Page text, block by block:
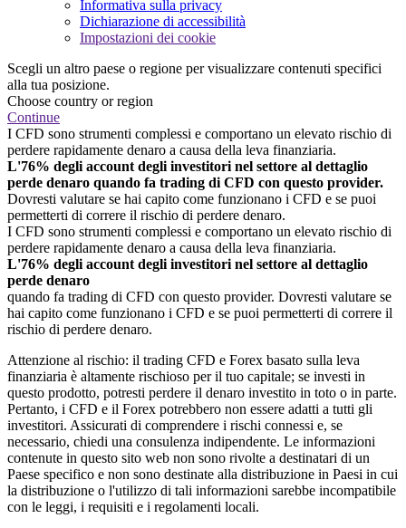
Informativa sulla privacy
Dichiarazione di accessibilità
Impostazioni dei cookie
Scegli un altro paese o regione per visualizzare contenuti specifici
alla tua posizione.
Choose country or region
Continue
I CFD sono strumenti complessi e comportano un elevato rischio di
perdere rapidamente denaro a causa della leva finanziaria.
L'76% degli account degli investitori nel settore al dettaglio
perde denaro quando fa trading di CFD con questo provider.
Dovresti valutare se hai capito come funzionano i CFD e se puoi
permetterti di correre il rischio di perdere denaro.
I CFD sono strumenti complessi e comportano un elevato rischio di
perdere rapidamente denaro a causa della leva finanziaria.
L'76% degli account degli investitori nel settore al dettaglio
perde denaro
quando fa trading di CFD con questo provider. Dovresti valutare se
hai capito come funzionano i CFD e se puoi permetterti di correre il
rischio di perdere denaro.
Attenzione al rischio: il trading CFD e Forex basato sulla leva
finanziaria è altamente rischioso per il tuo capitale; se investi in
questo prodotto, potresti perdere il denaro investito in toto o in parte.
Pertanto, i CFD e il Forex potrebbero non essere adatti a tutti gli
investitori. Assicurati di comprendere i rischi connessi e, se
necessario, chiedi una consulenza indipendente. Le informazioni
contenute in questo sito web non sono rivolte a destinatari di un
Paese specifico e non sono destinate alla distribuzione in Paesi in cui
la distribuzione o l'utilizzo di tali informazioni sarebbe incompatibile
con le leggi, i requisiti e i regolamenti locali.